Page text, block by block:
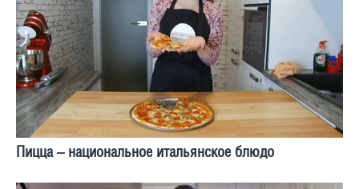
Пицца – национальное итальянское блюдо